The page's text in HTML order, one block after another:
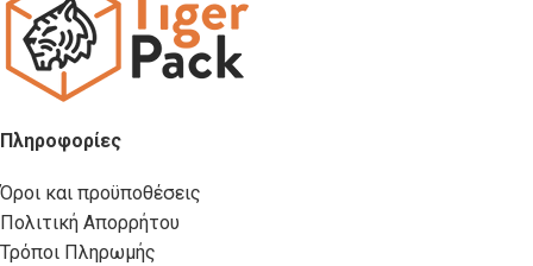
Πληροφορίες
Όροι και προϋποθέσεις
Πολιτική Απορρήτου
Τρόποι Πληρωμής